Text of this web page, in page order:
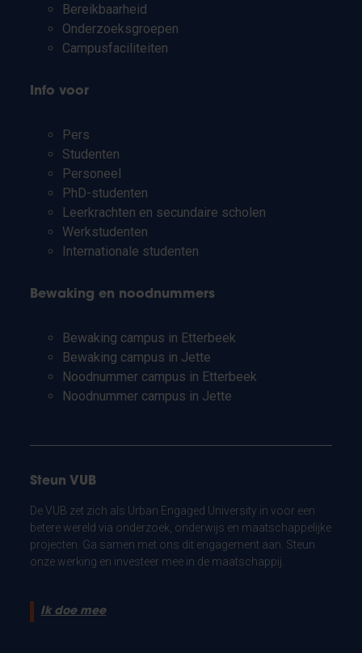
Bereikbaarheid
Onderzoeksgroepen
Campusfaciliteiten
Info voor
Pers
Studenten
Personeel
PhD-studenten
Leerkrachten en secundaire scholen
Werkstudenten
Internationale studenten
Bewaking en noodnummers
Bewaking campus in Etterbeek
Bewaking campus in Jette
Noodnummer campus in Etterbeek
Noodnummer campus in Jette
Steun VUB
De VUB zet zich als Urban Engaged University in voor een
betere wereld via onderzoek, onderwijs en maatschappelijke
projecten. Ga samen met ons dit engagement aan. Steun
onze werking en investeer mee in de maatschappij.
Ik doe mee